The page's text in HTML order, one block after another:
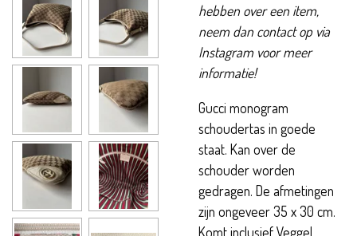
hebben over een item,
neem dan contact op via
Instagram voor meer
informatie!
Gucci monogram
schoudertas in goede
staat. Kan over de
schouder worden
gedragen. De afmetingen
zijn ongeveer 35 x 30 cm.
Komt inclusief Veggel